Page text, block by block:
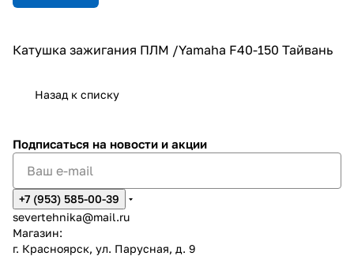
Катушка зажигания ПЛМ /Yamaha F40-150 Тайвань
Назад к списку
Подписаться на новости и акции
+7 (953) 585-00-39
severtehnika@mail.ru
Магазин:
г. Красноярск, ул. Парусная, д. 9